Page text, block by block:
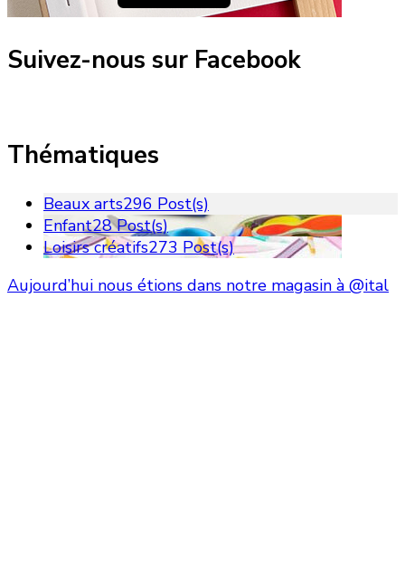
Suivez-nous sur Facebook
Thématiques
Beaux arts296 Post(s)
Enfant28 Post(s)
Loisirs créatifs273 Post(s)
Aujourd’hui nous étions dans notre magasin à @ital